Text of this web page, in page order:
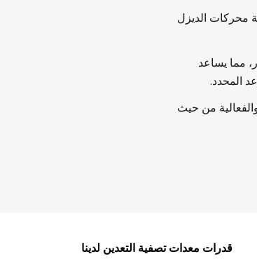
محركات الديزل
مما يساعد
المحدد.
والفعالية من حيث
قدرات معدات تصفية التعدين لدينا